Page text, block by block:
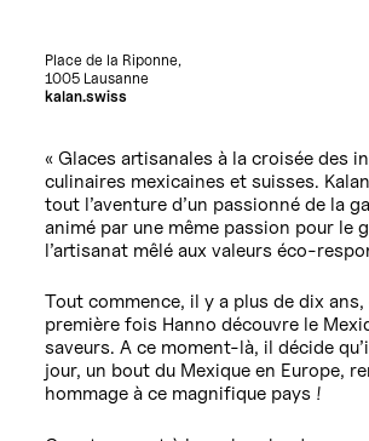
Place de la Riponne,
1005 Lausanne
kalan.swiss
« Glaces artisanales à la croisée des
culinaires mexicaines et suisses.
tout l’aventure d’un passionné de la
animé par une même passion pour le
l’artisanat mêlé aux valeurs éco-
Tout commence, il y a plus de dix
première fois Hanno découvre le
saveurs. A ce moment-là, il décide
jour, un bout du Mexique en Europe,
hommage à ce magnifique pays !